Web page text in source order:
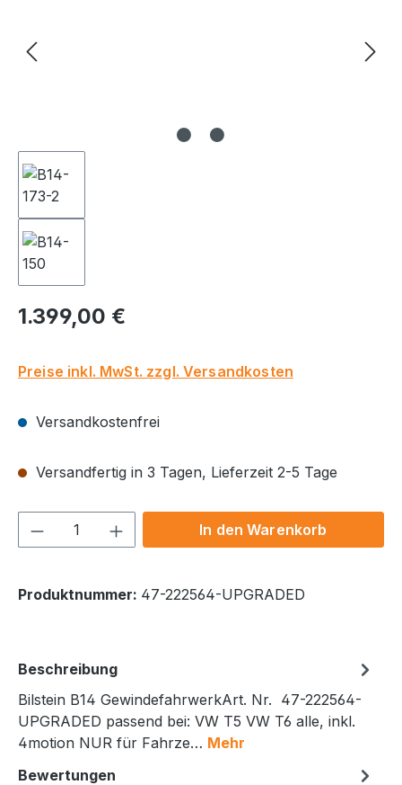
Regulärer Preis:
1.399,00 €
Preise inkl. MwSt. zzgl. Versandkosten
Versandkostenfrei
Versandfertig in 3 Tagen, Lieferzeit 2-5 Tage
Produkt Anzahl: Gib denIn den Warenkorb
Produktnummer: 47-222564-UPGRADED
Beschreibung
Bilstein B14 GewindefahrwerkArt. Nr. 47-222564-
UPGRADED passend bei: VW T5 VW T6 alle, inkl.
4motion NUR für Fahrze… Mehr
Bewertungen